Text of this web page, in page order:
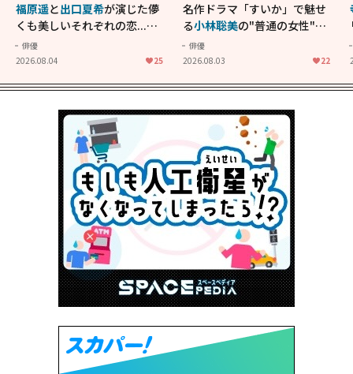
福原遥と出口夏希が演じた儚
くも美しいそれぞれの恋...生
きることの尊さを教えてくれ
た映画「あの花が咲く丘で、
俳優
2026.08.04
25
名作ドラマ「すいか」で魅せ
る小林聡美の"普通の女性"が
大人に刺さる...映画「かもめ
食堂」にも通じる静かな芝居
俳優
2026.08.03
22